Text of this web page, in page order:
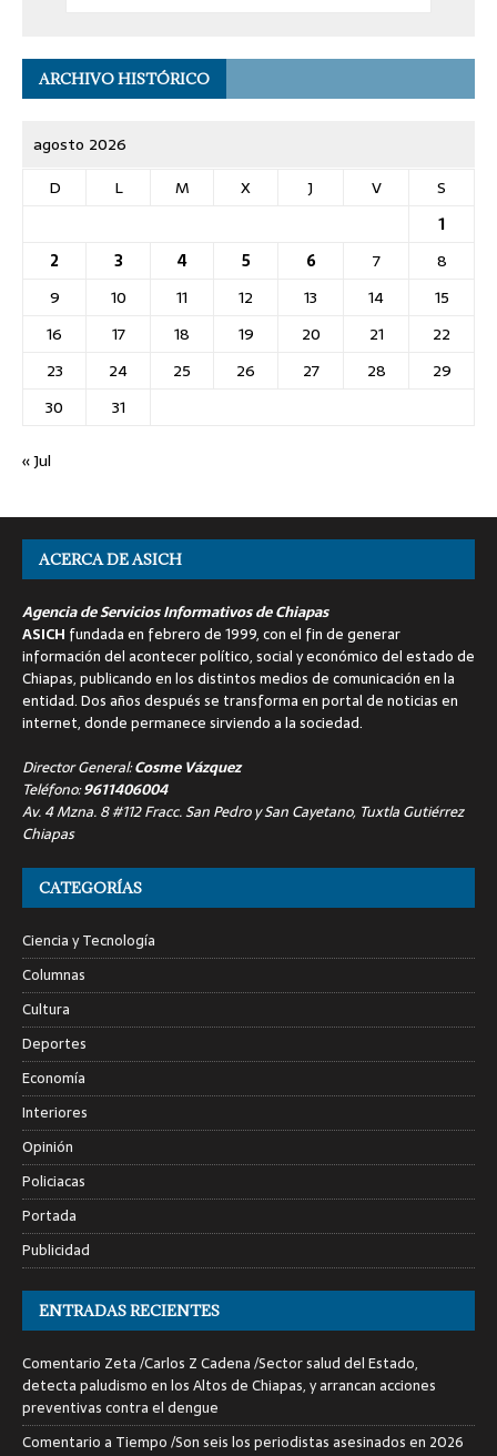
ARCHIVO HISTÓRICO
agosto 2026
D
L M X J V
S
1
2
3 4 5 6 7
8
9
10 11 12 13 14
15
16
17 18 19 20 21
22
23
24 25 26 27 28
29
30
31
« Jul
ACERCA DE ASICH
Agencia de Servicios Informativos de Chiapas
ASICH fundada en febrero de 1999, con el fin de generar
información del acontecer político, social y económico del estado de
Chiapas, publicando en los distintos medios de comunicación en la
entidad. Dos años después se transforma en portal de noticias en
internet, donde permanece sirviendo a la sociedad.
Director General:Cosme Vázquez
Teléfono:9611406004
Av. 4 Mzna. 8 #112 Fracc. San Pedro y San Cayetano, Tuxtla Gutiérrez
Chiapas
CATEGORÍAS
Ciencia y Tecnología
Columnas
Cultura
Deportes
Economía
Interiores
Opinión
Policiacas
Portada
Publicidad
ENTRADAS RECIENTES
Comentario Zeta /Carlos Z Cadena /Sector salud del Estado,
detecta paludismo en los Altos de Chiapas, y arrancan acciones
preventivas contra el dengue
Comentario a Tiempo /Son seis los periodistas asesinados en 2026